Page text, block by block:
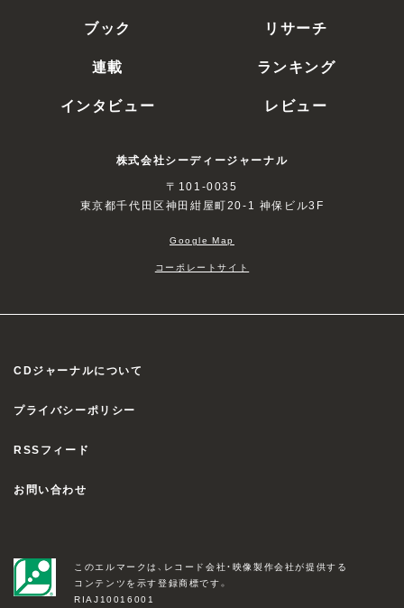
ブック
リサーチ
連載
ランキング
インタビュー
レビュー
株式会社シーディージャーナル
〒101-0035
東京都千代田区神田紺屋町20-1 神保ビル3F
Google Map
コーポレートサイト
CDジャーナルについて
プライバシーポリシー
RSSフィード
お問い合わせ
このエルマークは、レコード会社・映像製作会社が提供する
コンテンツを示す登録商標です。
RIAJ10016001